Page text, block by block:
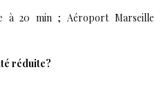
à 20 min ; Aéroport Marseille
réduite?